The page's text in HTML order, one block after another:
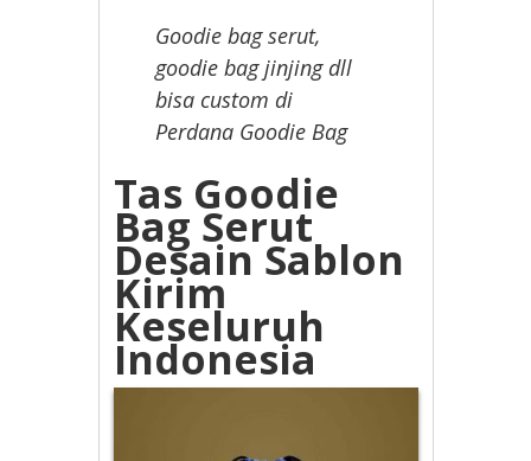
Goodie bag serut,
goodie bag jinjing dll
bisa custom di
Perdana Goodie Bag
Tas Goodie
Bag Serut
Desain Sablon
Kirim
Keseluruh
Indonesia